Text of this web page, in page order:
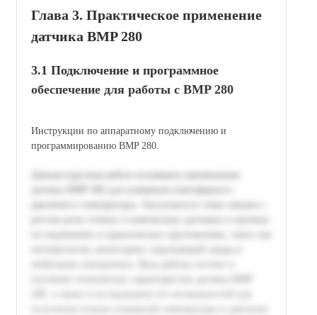
Глава 3. Практическое применение
датчика BMP 280
3.1 Подключение и программное
обеспечение для работы с BMP 280
Инструкции по аппаратному подключению и
программированию BMP 280.